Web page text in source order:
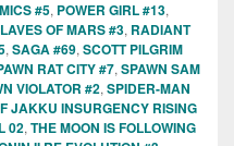
#5, POWER GIRL #13,
OF MARS #3, RADIANT
, SAGA #69, SCOTT PILGRIM
RAT CITY #7, SPAWN SAM
VIOLATOR #2, SPIDER-MAN
JAKKU INSURGENCY RISING
02, THE MOON IS FOLLOWING